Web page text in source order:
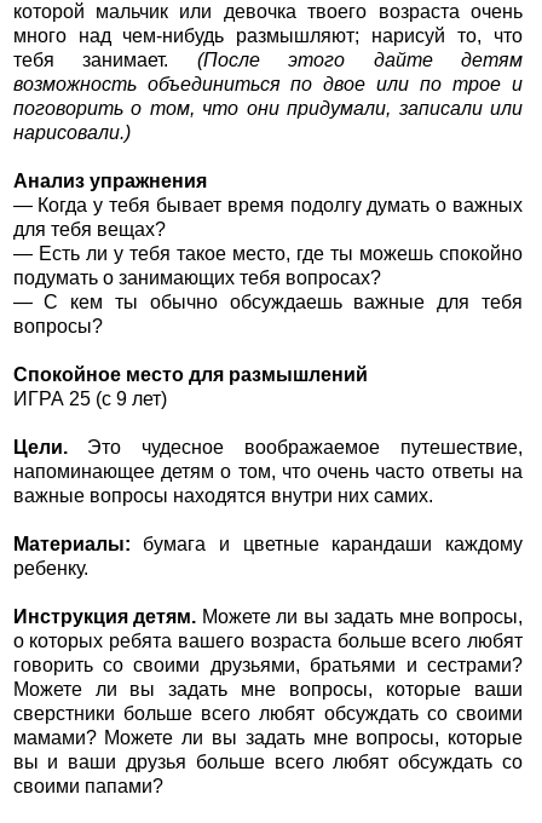
которой мальчик или девочка твоего возраста очень
много над чем-нибудь размышляют; нарисуй то, что
тебя занимает. (После этого дайте детям
возможность объединиться по двое или по трое и
поговорить о том, что они придумали, записали или
нарисовали.)
Анализ упражнения
— Когда у тебя бывает время подолгу думать о важных
для тебя вещах?
— Есть ли у тебя такое место, где ты можешь спокойно
подумать о занимающих тебя вопросах?
— С кем ты обычно обсуждаешь важные для тебя
вопросы?
Спокойное место для размышлений
ИГРА 25 (с 9 лет)
Цели.Это чудесное воображаемое путешествие,
напоминающее детям о том, что очень часто ответы на
важные вопросы находятся внутри них самих.
Материалы: бумага и цветные карандаши каждому
ребенку.
Инструкция детям. Можете ли вы задать мне вопросы,
о которых ребята вашего возраста больше всего любят
говорить со своими друзьями, братьями и сестрами?
Можете ли вы задать мне вопросы, которые ваши
сверстники больше всего любят обсуждать со своими
мамами? Можете ли вы задать мне вопросы, которые
вы и ваши друзья больше всего любят обсуждать со
своими папами?